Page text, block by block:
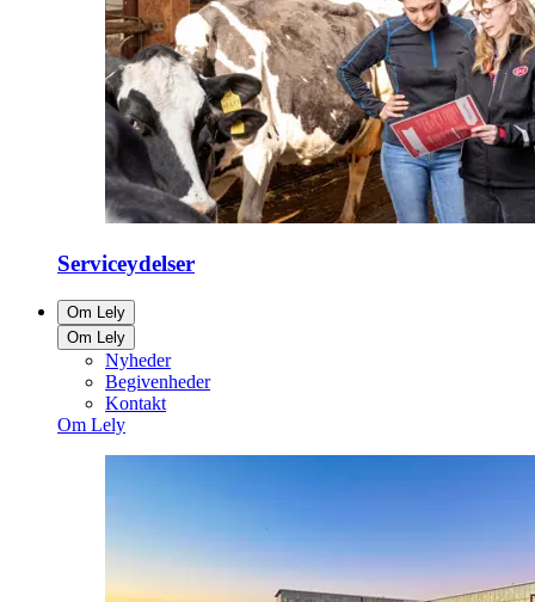
Serviceydelser
Om Lely
Om Lely
Nyheder
Begivenheder
Kontakt
Om Lely